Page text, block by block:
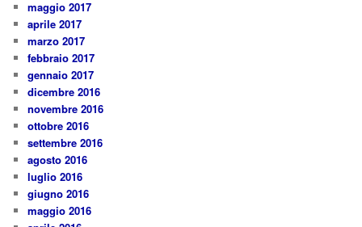
maggio 2017
aprile 2017
marzo 2017
febbraio 2017
gennaio 2017
dicembre 2016
novembre 2016
ottobre 2016
settembre 2016
agosto 2016
luglio 2016
giugno 2016
maggio 2016